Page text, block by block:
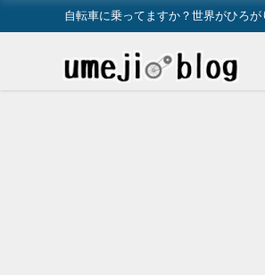
自転車に乗ってますか？世界がひろが